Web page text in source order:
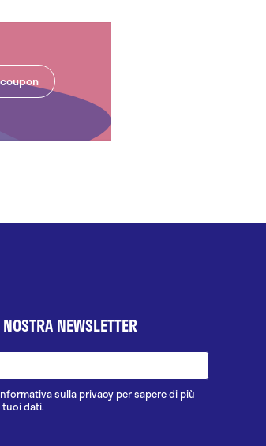
NEWSLETTER
sulla privacy per sapere di più
dati.